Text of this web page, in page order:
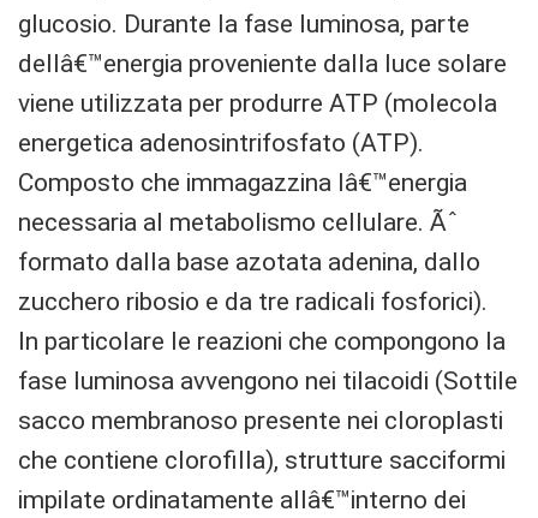
glucosio. Durante la fase luminosa, parte
dellâ€™energia proveniente dalla luce solare
viene utilizzata per produrre ATP (molecola
energetica adenosintrifosfato (ATP).
Composto che immagazzina lâ€™energia
necessaria al metabolismo cellulare. Ãˆ
formato dalla base azotata adenina, dallo
zucchero ribosio e da tre radicali fosforici).
In particolare le reazioni che compongono la
fase luminosa avvengono nei tilacoidi (Sottile
sacco membranoso presente nei cloroplasti
che contiene clorofilla), strutture sacciformi
impilate ordinatamente allâ€™interno dei